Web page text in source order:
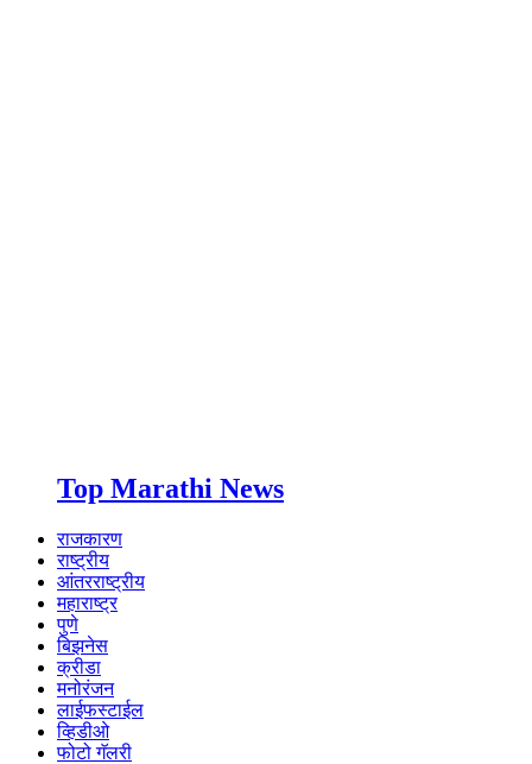
Top Marathi News
राजकारण
राष्ट्रीय
आंतरराष्ट्रीय
महाराष्ट्र
पुणे
बिझनेस
क्रीडा
मनोरंजन
लाईफस्टाईल
व्हिडीओ
फोटो गॅलरी